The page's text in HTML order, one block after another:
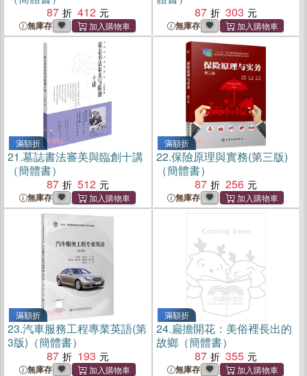
87
412
無庫存
87
303
無庫存
滿額折
21.墓誌書法審美與臨創十講
（簡體書）
87
512
無庫存
滿額折
22.保險原理與實務(第三版)
（簡體書）
87
256
無庫存
滿額折
23.汽車服務工程專業英語(第
3版)（簡體書）
87
193
無庫存
滿額折
24.扁擔開花：美俗裡長出的
故鄉（簡體書）
87
355
無庫存